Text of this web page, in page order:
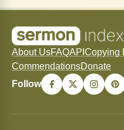
About UsFAQAPI Copying
CommendationsDonate
Follow